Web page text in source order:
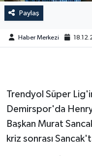
Paylaş
Haber Merkezi
Trendyol Süper
Demirspor'da
Başkan Murat
kriz sonrası